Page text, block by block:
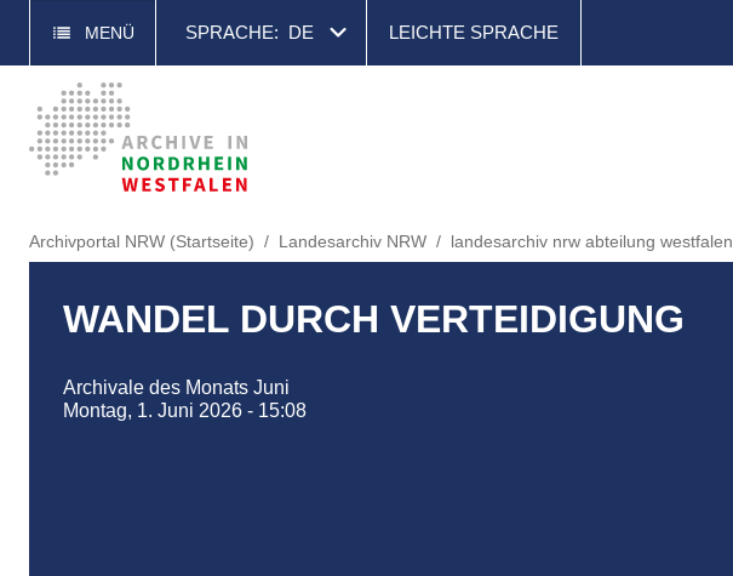
MENÜ SPRACHE: DE LEICHTE SPRACHE
Archivportal NRW (Startseite) Landesarchiv NRW landesarchiv nrw abteilung westfalen
WANDEL DURCH VERTEIDIGUNG
Archivale des Monats Juni
Montag, 1. Juni 2026 - 15:08